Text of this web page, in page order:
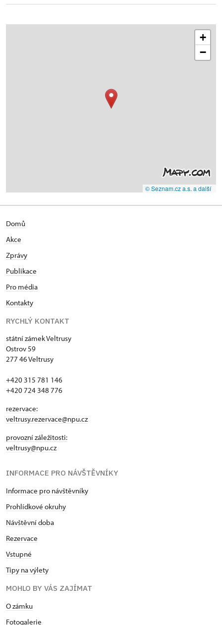
+
−
© Seznam.cz a.s. a další
Domů
Akce
Zprávy
Publikace
Pro média
Kontakty
RYCHLÝ KONTAKT
státní zámek Veltrusy
Ostrov 59
277 46 Veltrusy
+420 315 781 146
+420 724 348 776
rezervace:
veltrusy.rezervace@npu.cz
provozní záležitosti:
veltrusy@npu.cz
INFORMACE PRO NÁVŠTĚVNÍKY
Informace pro návštěvníky
Prohlídkové okruhy
Návštěvní doba
Rezervace
Vstupné
Tipy na výlety
MOHLO BY VÁS ZAJÍMAT
O zámku
Fotogalerie